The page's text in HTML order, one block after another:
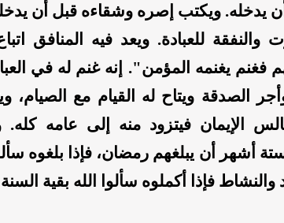
يدخله. ويكتب إصره وشقاءه قبل أن
والنفقة للعبادة. ويعد فيه المنافق
فغنم يغنمه المؤمن". إنه غنم له في
الصدقة ويتاح له القيام مع الصيام،
الإيمان فيتزود منه إلى عامه
أشهر أن يبلغهم رمضان، فإذا بلغوه
فإذا أكملوه سألوا الله بقية